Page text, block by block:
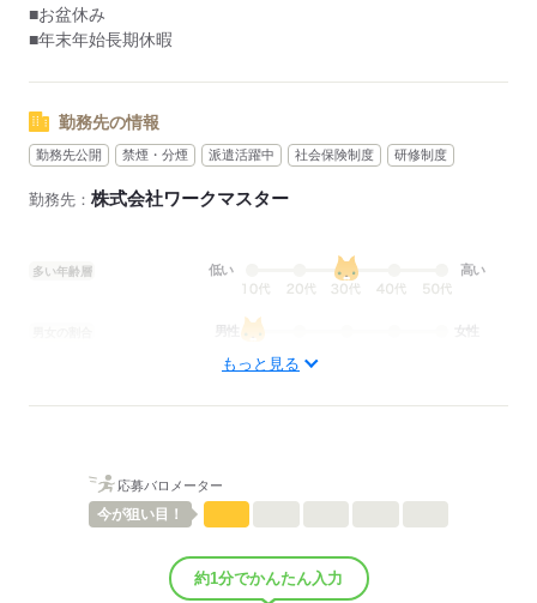
■お盆休み
■年末年始長期休暇
勤務先の情報
勤務先公開 禁煙・分煙 派遣活躍中 社会保険制度 研修制度
勤務先： 株式会社ワークマスター
多い年齢層 低い 高い
男性 女性
配属先部署：
男女比（男8：女2）
平均年齢35歳
■賞与年2回（夏・冬）
もっと見る
応募バロメーター
今が狙い目！
約1分でかんたん入力